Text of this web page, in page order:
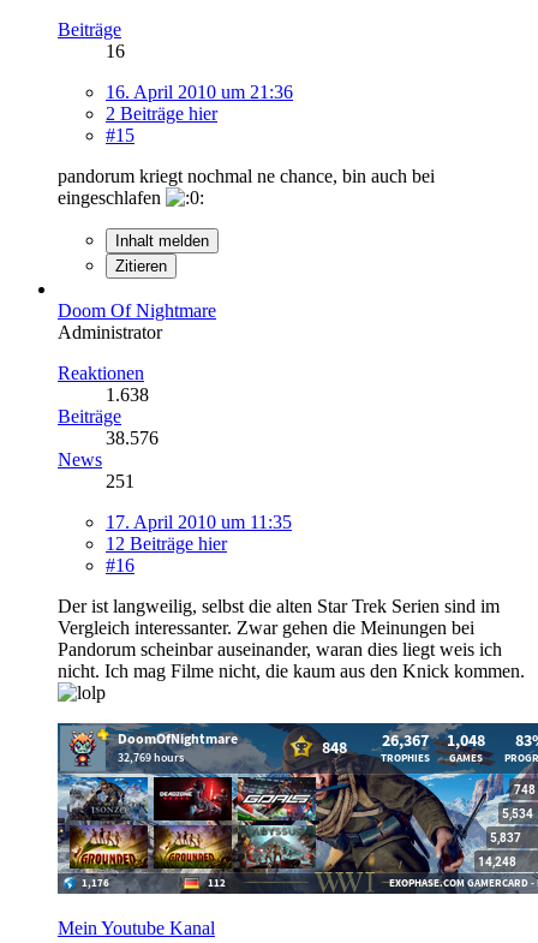
Beiträge
16
16. April 2010 um 21:36
2 Beiträge hier
#15
pandorum kriegt nochmal ne chance, bin auch bei
eingeschlafen
Inhalt melden
Zitieren
Doom Of Nightmare
Administrator
Reaktionen
1.638
Beiträge
38.576
News
251
17. April 2010 um 11:35
12 Beiträge hier
#16
Der ist langweilig, selbst die alten Star Trek Serien sind im
Vergleich interessanter. Zwar gehen die Meinungen bei
Pandorum scheinbar auseinander, waran dies liegt weis ich
nicht. Ich mag Filme nicht, die kaum aus den Knick kommen.
Mein Youtube Kanal